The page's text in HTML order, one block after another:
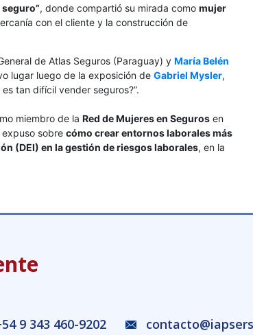
, donde compartió su mirada como mujer
con el cliente y la construcción de
de Atlas Seguros (Paraguay) y María Belén
lugar luego de la exposición de Gabriel Mysler,
tan difícil vender seguros?”.
miembro de la Red de Mujeres en Seguros en
sobre cómo crear entornos laborales más
(DEI) en la gestión de riesgos laborales, en la
9 343 460-9202